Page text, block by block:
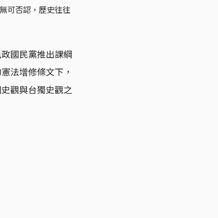
可否認，歷史往往
國民黨推出課綱
法增修條文下，
觀與台獨史觀之